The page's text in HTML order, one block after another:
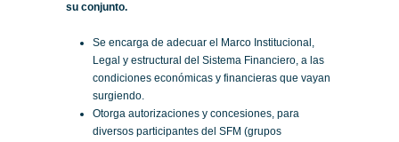
su conjunto.
Se encarga de adecuar el Marco Institucional,
Legal y estructural del Sistema Financiero, a las
condiciones económicas y financieras que vayan
surgiendo.
Otorga autorizaciones y concesiones, para
diversos participantes del SFM (grupos